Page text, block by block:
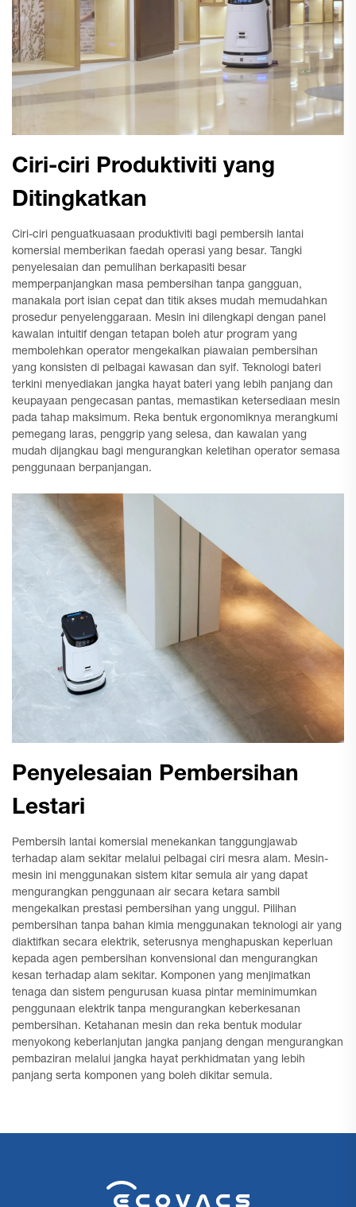
Ciri-ciri Produktiviti yang
Ditingkatkan
Ciri-ciri penguatkuasaan produktiviti bagi pembersih lantai
komersial memberikan faedah operasi yang besar. Tangki
penyelesaian dan pemulihan berkapasiti besar
memperpanjangkan masa pembersihan tanpa gangguan,
manakala port isian cepat dan titik akses mudah memudahkan
prosedur penyelenggaraan. Mesin ini dilengkapi dengan panel
kawalan intuitif dengan tetapan boleh atur program yang
membolehkan operator mengekalkan piawaian pembersihan
yang konsisten di pelbagai kawasan dan syif. Teknologi bateri
terkini menyediakan jangka hayat bateri yang lebih panjang dan
keupayaan pengecasan pantas, memastikan ketersediaan mesin
pada tahap maksimum. Reka bentuk ergonomiknya merangkumi
pemegang laras, penggrip yang selesa, dan kawalan yang
mudah dijangkau bagi mengurangkan keletihan operator semasa
penggunaan berpanjangan.
Penyelesaian Pembersihan
Lestari
Pembersih lantai komersial menekankan tanggungjawab
terhadap alam sekitar melalui pelbagai ciri mesra alam. Mesin-
mesin ini menggunakan sistem kitar semula air yang dapat
mengurangkan penggunaan air secara ketara sambil
mengekalkan prestasi pembersihan yang unggul. Pilihan
pembersihan tanpa bahan kimia menggunakan teknologi air yang
diaktifkan secara elektrik, seterusnya menghapuskan keperluan
kepada agen pembersihan konvensional dan mengurangkan
kesan terhadap alam sekitar. Komponen yang menjimatkan
tenaga dan sistem pengurusan kuasa pintar meminimumkan
penggunaan elektrik tanpa mengurangkan keberkesanan
pembersihan. Ketahanan mesin dan reka bentuk modular
menyokong keberlanjutan jangka panjang dengan mengurangkan
pembaziran melalui jangka hayat perkhidmatan yang lebih
panjang serta komponen yang boleh dikitar semula.